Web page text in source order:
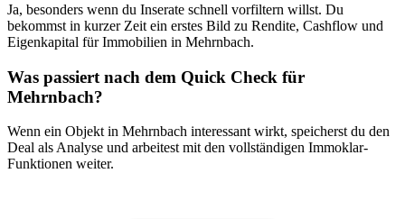
Ja, besonders wenn du Inserate schnell vorfiltern willst. Du
bekommst in kurzer Zeit ein erstes Bild zu Rendite, Cashflow und
Eigenkapital für Immobilien in Mehrnbach.
Was passiert nach dem Quick Check für
Mehrnbach?
Wenn ein Objekt in Mehrnbach interessant wirkt, speicherst du den
Deal als Analyse und arbeitest mit den vollständigen Immoklar-
Funktionen weiter.